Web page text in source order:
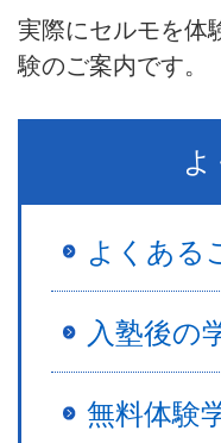
実際にセルモを体
験のご案内です。
よ
よくある
入塾後の
無料体験